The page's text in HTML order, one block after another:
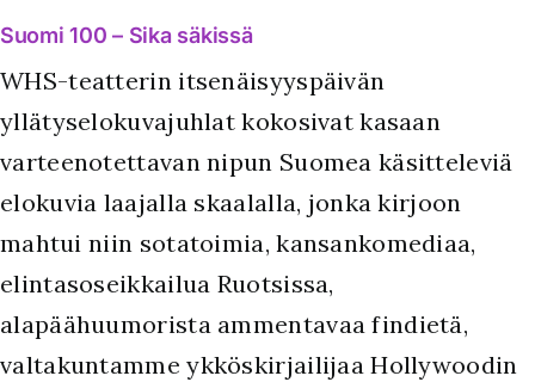
Suomi 100 – Sika säkissä
WHS-teatterin itsenäisyyspäivän
yllätyselokuvajuhlat kokosivat kasaan
varteenotettavan nipun Suomea käsitteleviä
elokuvia laajalla skaalalla, jonka kirjoon
mahtui niin sotatoimia, kansankomediaa,
elintasoseikkailua Ruotsissa,
alapäähuumorista ammentavaa findietä,
valtakuntamme ykköskirjailijaa Hollywoodin